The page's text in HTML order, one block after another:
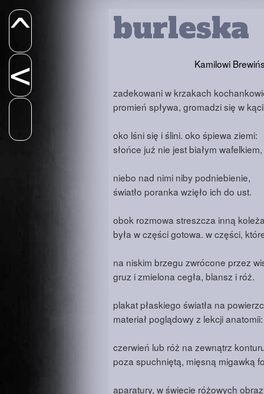
^
<
burleska
Kamilowi
zadekowani w krzakach
promień spływa, gromadzi się w
oko lśni się i ślini. oko śpiewa ziemi:
słońce już nie jest białym
niebo nad nimi niby podniebienie,
światło poranka wzięło ich do ust.
obok rozmowa streszcza inną
była w części gotowa. w części,
na niskim brzegu zwrócone przez
gruz i zmielona cegła, blansz i róż.
plakat płaskiego światła na
materiał poglądowy z lekcji anatomii:
czerwień lub róż na zewnątrz
poza spuchniętą, mięsną migawką
aparatury, w świecie różowych